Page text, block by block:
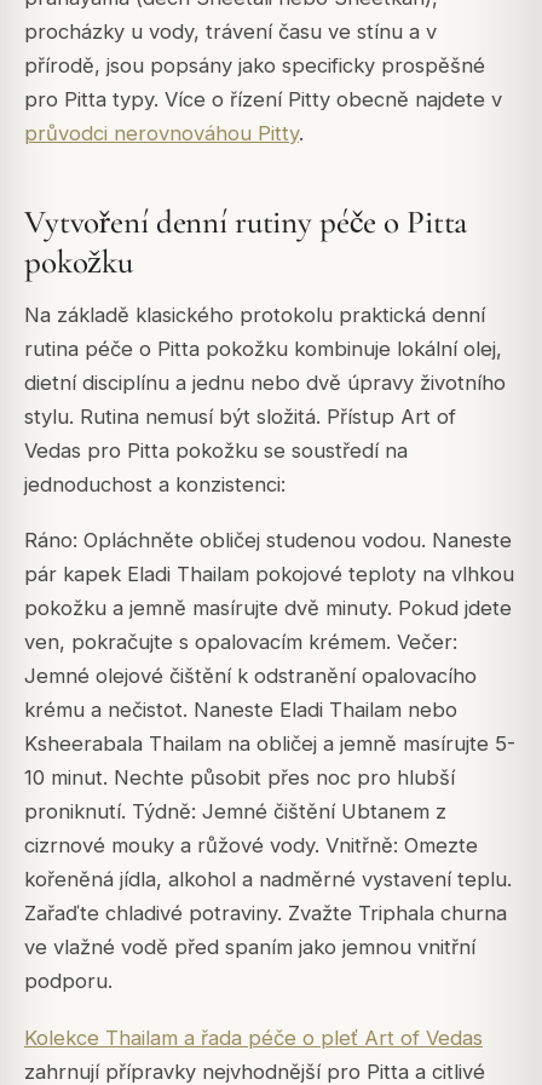
procházky u vody, trávení času ve stínu a v
přírodě, jsou popsány jako specificky prospěšné
pro Pitta typy. Více o řízení Pitty obecně najdete v
průvodci nerovnováhou Pitty.
Vytvoření denní rutiny péče o Pitta
pokožku
Na základě klasického protokolu praktická denní
rutina péče o Pitta pokožku kombinuje lokální olej,
dietní disciplínu a jednu nebo dvě úpravy životního
stylu. Rutina nemusí být složitá. Přístup Art of
Vedas pro Pitta pokožku se soustředí na
jednoduchost a konzistenci:
Ráno: Opláchněte obličej studenou vodou. Naneste
pár kapek Eladi Thailam pokojové teploty na vlhkou
pokožku a jemně masírujte dvě minuty. Pokud jdete
ven, pokračujte s opalovacím krémem. Večer:
Jemné olejové čištění k odstranění opalovacího
krému a nečistot. Naneste Eladi Thailam nebo
Ksheerabala Thailam na obličej a jemně masírujte 5-
10 minut. Nechte působit přes noc pro hlubší
proniknutí. Týdně: Jemné čištění Ubtanem z
cizrnové mouky a růžové vody. Vnitřně: Omezte
kořeněná jídla, alkohol a nadměrné vystavení teplu.
Zařaďte chladivé potraviny. Zvažte Triphala churna
ve vlažné vodě před spaním jako jemnou vnitřní
podporu.
Kolekce Thailam a řada péče o pleť Art of Vedas
zahrnují přípravky nejvhodnější pro Pitta a citlivé